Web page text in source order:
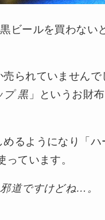
ビールを買わない
られていませんで
プ 黒 」というお財
るようになり「ハ
ています。
道ですけどね…。